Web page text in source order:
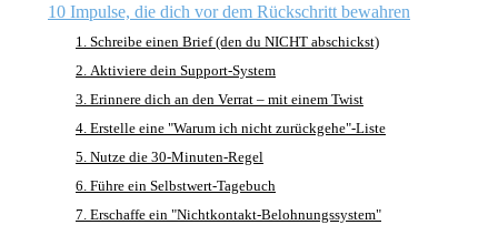
10 Impulse, die dich vor dem Rückschritt bewahren
1. Schreibe einen Brief (den du NICHT abschickst)
2. Aktiviere dein Support-System
3. Erinnere dich an den Verrat – mit einem Twist
4. Erstelle eine "Warum ich nicht zurückgehe"-Liste
5. Nutze die 30-Minuten-Regel
6. Führe ein Selbstwert-Tagebuch
7. Erschaffe ein "Nichtkontakt-Belohnungssystem"